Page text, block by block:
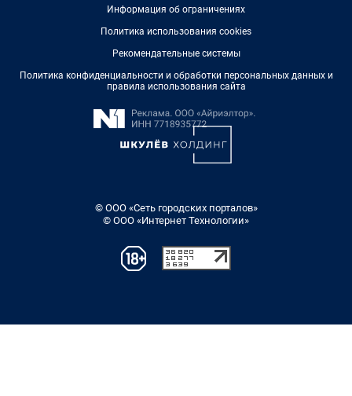
Информация об ограничениях
Политика использования cookies
Рекомендательные системы
Политика конфиденциальности и обработки персональных данных и
правила использования сайта
© ООО «Сеть городских порталов»
© ООО «Интернет Технологии»